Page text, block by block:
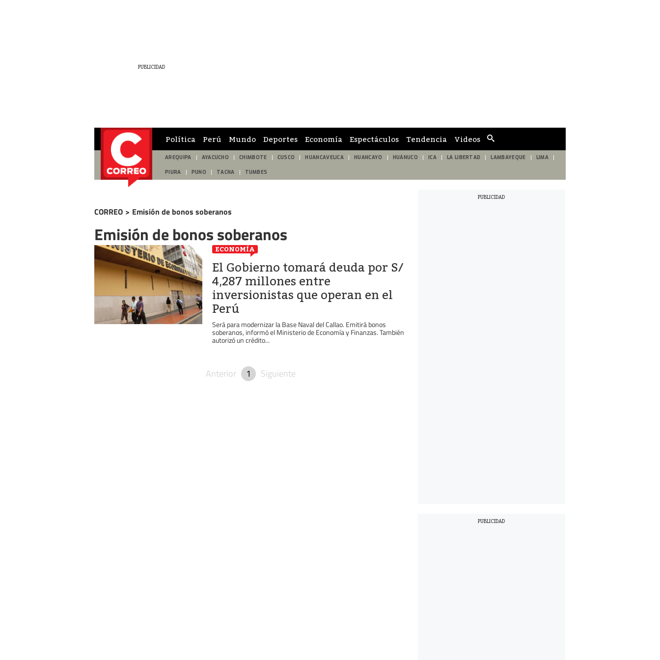
de
búsqueda
Política Perú Mundo Deportes Economía Espectáculos Tendencia Videos
AREQUIPA AYACUCHO CHIMBOTE CUSCO HUANCAVELICA HUANCAYO HUÁNUCO ICA LA LIBERTAD LAMBAYEQUE LIMA
PIURA PUNO TACNA TUMBES
CORREO > Emisión de bonos soberanos
Emisión de bonos soberanos
ECONOMÍA
El Gobierno tomará deuda por S/
4,287 millones entre
inversionistas que operan en el
Perú
Será para modernizar la Base Naval del Callao. Emitirá bonos
soberanos, informó el Ministerio de Economía y Finanzas. También
autorizó un crédito...
Anterior 1 Siguiente